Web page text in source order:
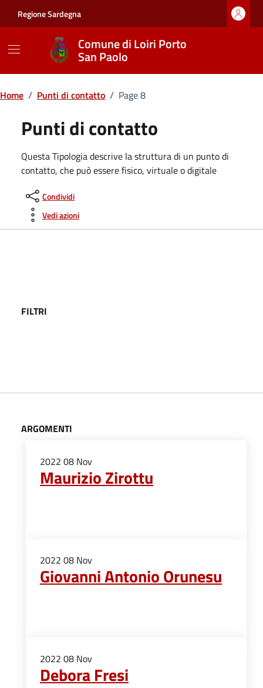
Regione Sardegna
Comune di Loiri Porto
San Paolo
Home / Punti di contatto / Page 8
Punti di contatto
Questa Tipologia descrive la struttura di un punto di
contatto, che può essere fisico, virtuale o digitale
Condividi
Vedi azioni
FILTRI
ARGOMENTI
2022 08 Nov
Maurizio Zirottu
2022 08 Nov
Giovanni Antonio Orunesu
2022 08 Nov
Debora Fresi